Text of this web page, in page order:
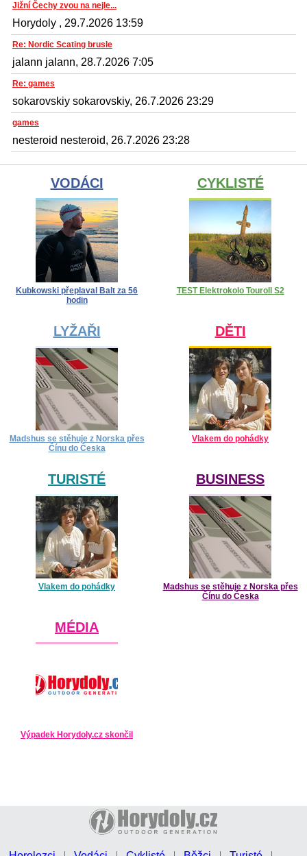
Jižní Čechy zvou na nejle...
Horydoly , 29.7.2026 13:59
Re: Nordic Scating brusle
jalann jalann, 28.7.2026 7:05
Re: games
sokarovskiy sokarovskiy, 26.7.2026 23:29
games
nesteroid nesteroid, 26.7.2026 23:28
VODÁCI
Kubkowski přeplaval Balt za 56
hodin
CYKLISTÉ
TEST Elektrokolo Touroll S2
LYŽAŘI
Madshus se stěhuje z Norska přes
Čínu do Česka
DĚTI
Vlakem do pohádky
TURISTÉ
Vlakem do pohádky
BUSINESS
Madshus se stěhuje z Norska přes
Čínu do Česka
MÉDIA
Výpadek Horydoly.cz skončil